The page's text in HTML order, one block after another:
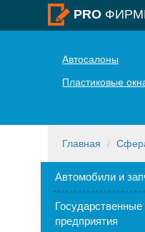
PRO
Автосалоны
Пластиковые
Главная
Автомобили и
Государственные
предприятия